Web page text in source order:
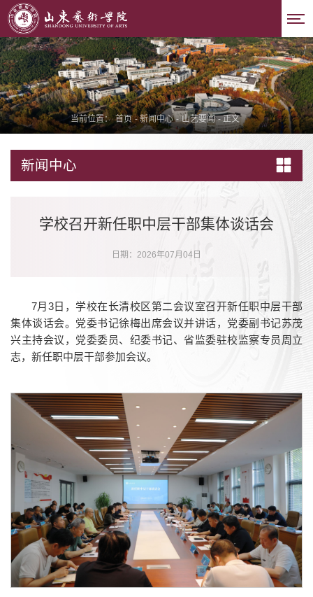
当前位置： 首页 - 新闻中心 - 山艺要闻 - 正文
新闻中心
学校召开新任职中层干部集体谈话会
日期：2026年07月04日
7月3日，学校在长清校区第二会议室召开新任职中层干部
集体谈话会。党委书记徐梅出席会议并讲话，党委副书记苏茂
兴主持会议，党委委员、纪委书记、省监委驻校监察专员周立
志，新任职中层干部参加会议。